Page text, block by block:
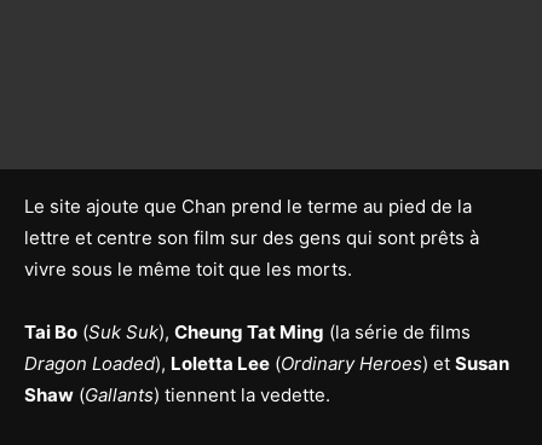
Le site ajoute que Chan prend le terme au pied de la
lettre et centre son film sur des gens qui sont prêts à
vivre sous le même toit que les morts.
Tai Bo (Suk Suk), Cheung Tat Ming (la série de films
Dragon Loaded), Loletta Lee (Ordinary Heroes) et Susan
Shaw (Gallants) tiennent la vedette.